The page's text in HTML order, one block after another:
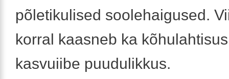
põletikulised soolehaigused.
korral kaasneb ka
kasvuiibe puudulikkus.